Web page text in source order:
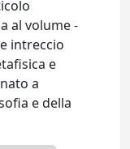
al volume -
intreccio
e
a
e della